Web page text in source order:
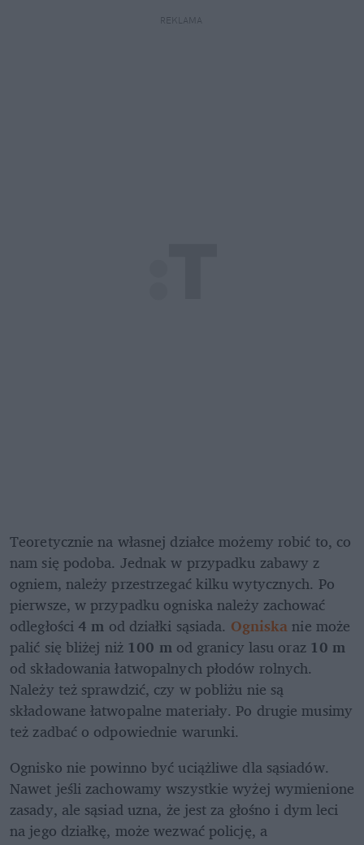
REKLAMA
Teoretycznie na własnej działce możemy robić to, co
nam się podoba. Jednak w przypadku zabawy z
ogniem, należy przestrzegać kilku wytycznych. Po
pierwsze, w przypadku ogniska należy zachować
odległości 4 m od działki sąsiada. Ogniska nie może
palić się bliżej niż 100 m od granicy lasu oraz 10 m
od składowania łatwopalnych płodów rolnych.
Należy też sprawdzić, czy w pobliżu nie są
składowane łatwopalne materiały. Po drugie musimy
też zadbać o odpowiednie warunki.
Ognisko nie powinno być uciążliwe dla sąsiadów.
Nawet jeśli zachowamy wszystkie wyżej wymienione
zasady, ale sąsiad uzna, że jest za głośno i dym leci
na jego działkę, może wezwać policję, a